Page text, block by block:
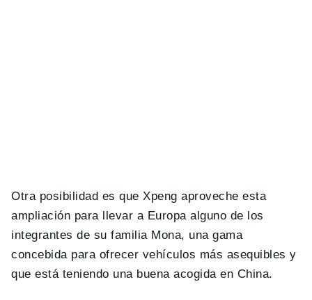
Otra posibilidad es que Xpeng aproveche esta
ampliación para llevar a Europa alguno de los
integrantes de su familia Mona, una gama
concebida para ofrecer vehículos más asequibles y
que está teniendo una buena acogida en China.